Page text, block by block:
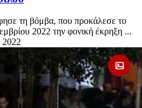
τη βόμβα, που προκάλεσε το
2022 την φονική έκρηξη ...
2022